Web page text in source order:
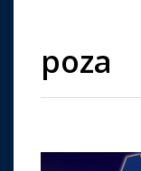
poza